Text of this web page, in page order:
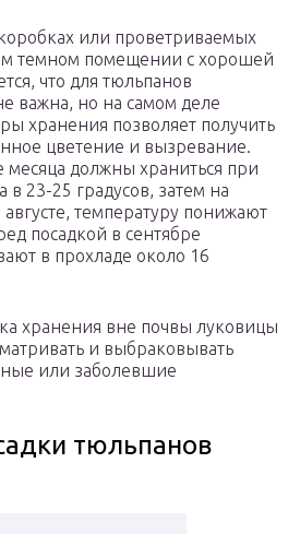
или проветриваемых
темном помещении с хорошей
что для тюльпанов
важна, но на самом деле
хранения позволяет получить
цветение и вызревание.
должны храниться при
в 23-25 градусов, затем на
температуру понижают
посадкой в сентябре
в прохладе около 16
хранения вне почвы луковицы
и выбраковывать
или заболевшие
тюльпанов